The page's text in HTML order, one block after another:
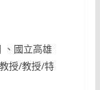
、國立高雄
授/教授/特